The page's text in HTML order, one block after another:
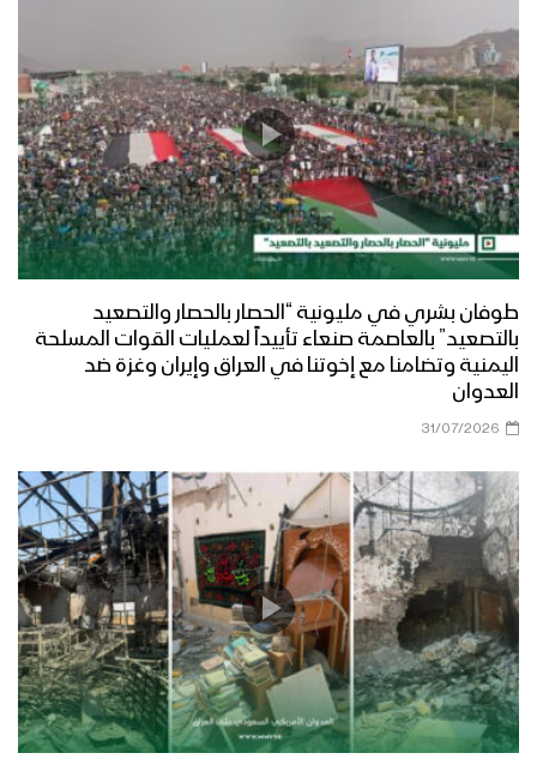
طوفان بشري في مليونية “الحصار بالحصار والتصعيد
بالتصعيد” بالعاصمة صنعاء تأييداً لعمليات القوات المسلحة
اليمنية وتضامنا مع إخوتنا في العراق وإيران وغزة ضد
العدوان
31/07/2026